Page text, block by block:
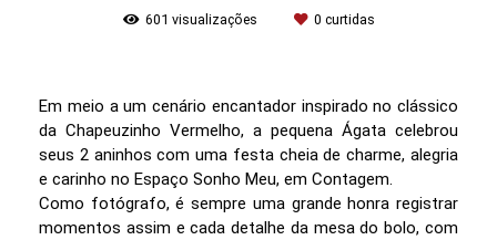
601 visualizações 0 curtidas
Em meio a um cenário encantador inspirado no clássico
da Chapeuzinho Vermelho, a pequena Ágata celebrou
seus 2 aninhos com uma festa cheia de charme, alegria
e carinho no Espaço Sonho Meu, em Contagem.
Como fotógrafo, é sempre uma grande honra registrar
momentos assim e cada detalhe da mesa do bolo, com